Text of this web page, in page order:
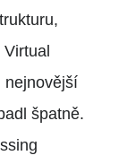
nejnovější
špatně.